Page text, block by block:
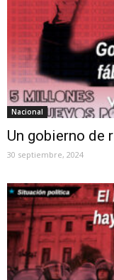
Nacional
Un gobierno de
30 septiembre, 2024